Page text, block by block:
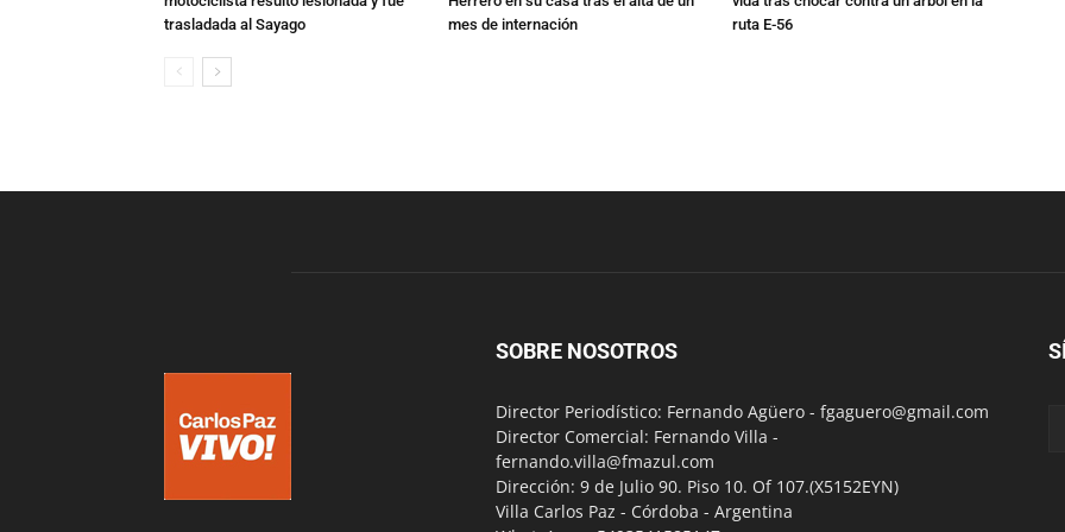
trasladada al Sayago
mes de internación
ruta E-56
SOBRE NOSOTROS
Director Periodístico: Fernando Agüero - fgaguero@gmail.com
Director Comercial: Fernando Villa -
fernando.villa@fmazul.com
Dirección: 9 de Julio 90. Piso 10. Of 107.(X5152EYN)
Villa Carlos Paz - Córdoba - Argentina